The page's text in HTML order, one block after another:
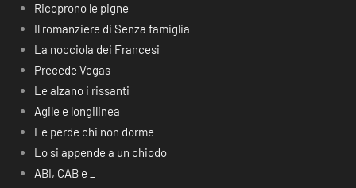
Ricoprono le pigne
Il romanziere di Senza famiglia
La nocciola dei Francesi
Precede Vegas
Le alzano i rissanti
Agile e longilinea
Le perde chi non dorme
Lo si appende a un chiodo
ABI, CAB e _